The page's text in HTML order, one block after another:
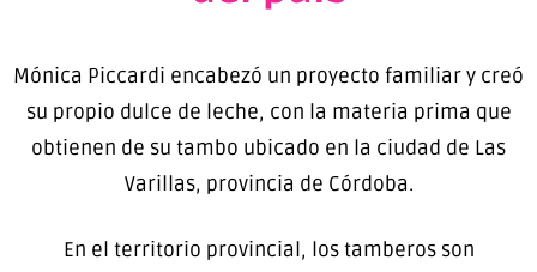
Mónica Piccardi encabezó un proyecto familiar y creó
su propio dulce de leche, con la materia prima que
obtienen de su tambo ubicado en la ciudad de Las
Varillas, provincia de Córdoba.
En el territorio provincial, los tamberos son